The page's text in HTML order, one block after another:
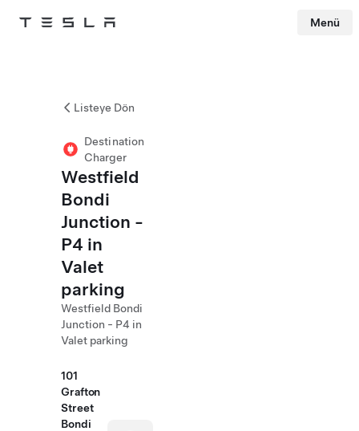
Tesla Menü
Listeye Dön
Destination
Charger
Westfield
Bondi
Junction -
P4 in
Valet
parking
Westfield Bondi
Junction - P4 in
Valet parking
101
Grafton
Street
Bondi